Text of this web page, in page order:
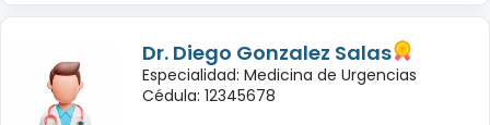
Dr. Diego Gonzalez Salas
Especialidad: Medicina de Urgencias
Cédula: 12345678